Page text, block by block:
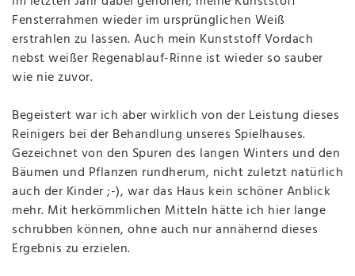
Fensterrahmen wieder im ursprünglichen Weiß
erstrahlen zu lassen. Auch mein Kunststoff Vordach
nebst weißer Regenablauf-Rinne ist wieder so sauber
wie nie zuvor.
Begeistert war ich aber wirklich von der Leistung dieses
Reinigers bei der Behandlung unseres Spielhauses.
Gezeichnet von den Spuren des langen Winters und den
Bäumen und Pflanzen rundherum, nicht zuletzt natürlich
auch der Kinder ;-), war das Haus kein schöner Anblick
mehr. Mit herkömmlichen Mitteln hätte ich hier lange
schrubben können, ohne auch nur annähernd dieses
Ergebnis zu erzielen.